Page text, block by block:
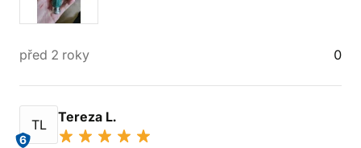
před 2 roky 0
TL
6
Tereza L.